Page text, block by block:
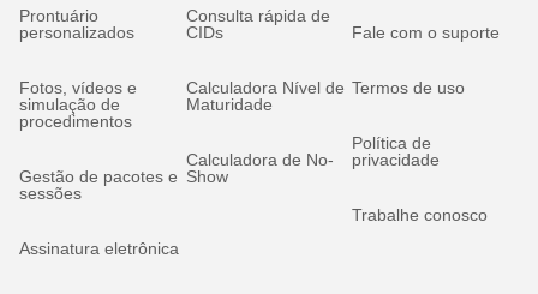
Prontuário
personalizados
Fotos, vídeos e
simulação de
procedimentos
Gestão de pacotes e
sessões
Assinatura eletrônica
Consulta rápida de
CIDs
Calculadora Nível de
Maturidade
Calculadora de No-
Show
Fale com o suporte
Termos de uso
Política de
privacidade
Trabalhe conosco